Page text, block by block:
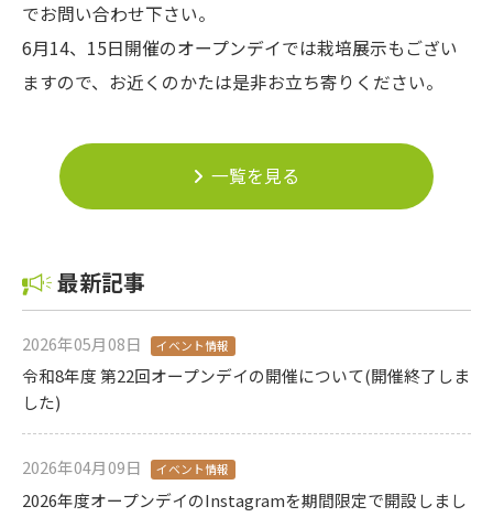
でお問い合わせ下さい。
6月14、15日開催のオープンデイでは栽培展示もござい
ますので、お近くのかたは是非お立ち寄りください。
一覧を見る
最新記事
2026年05月08日 イベント情報
令和8年度 第22回オープンデイの開催について(開催終了しま
した)
2026年04月09日 イベント情報
2026年度オープンデイのInstagramを期間限定で開設しまし